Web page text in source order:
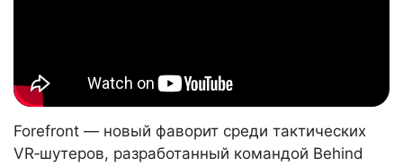
Forefront — новый фаворит среди тактических
VR‑шутеров, разработанный командой Behind